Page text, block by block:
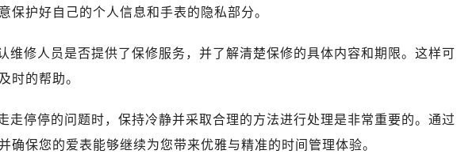
保护好自己的个人信息和手表的隐私部分。
维修人员是否提供了保修服务，并了解清楚保修的具体内容和期限。这样可
时的帮助。
走停停的问题时，保持冷静并采取合理的方法进行处理是非常重要的。通过
确保您的爱表能够继续为您带来优雅与精准的时间管理体验。